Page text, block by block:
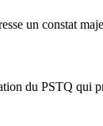
un constat
du PSTQ qui